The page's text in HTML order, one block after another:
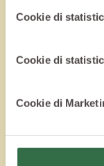
Cookie di
Cookie di
Cookie di
saziare la tua